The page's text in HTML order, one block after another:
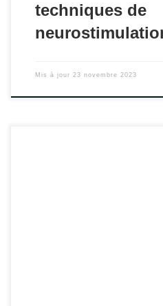
techniques de
Mis à jour 23 novembre 2023